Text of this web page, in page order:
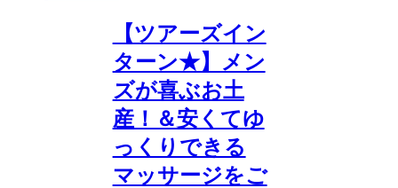
【ツアーズイン
ターン★】メン
ズが喜ぶお土
産！＆安くてゆ
っくりできる
マッサージをご